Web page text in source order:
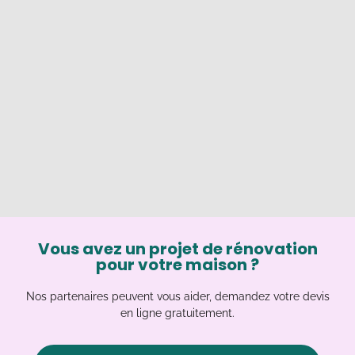
Vous avez un projet de rénovation
pour votre maison ?
Nos partenaires peuvent vous aider, demandez votre devis
en ligne gratuitement.